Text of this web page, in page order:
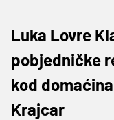
Luka Lovre
pobjedničke
kod
Krajcar